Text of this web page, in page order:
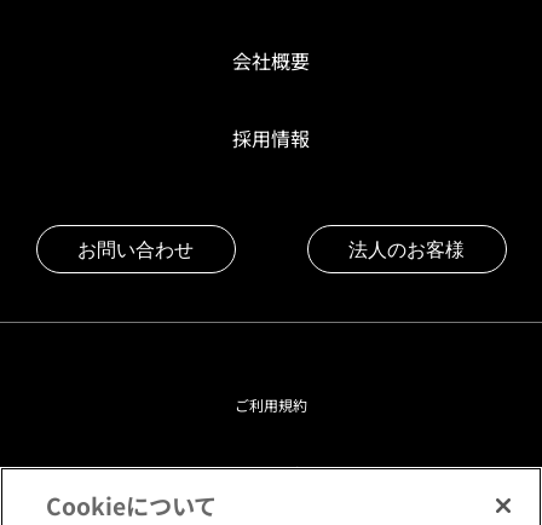
会社概要
採用情報
お問い合わせ 法人のお客様
ご利用規約
プライバシーポリシー
Cookieについて